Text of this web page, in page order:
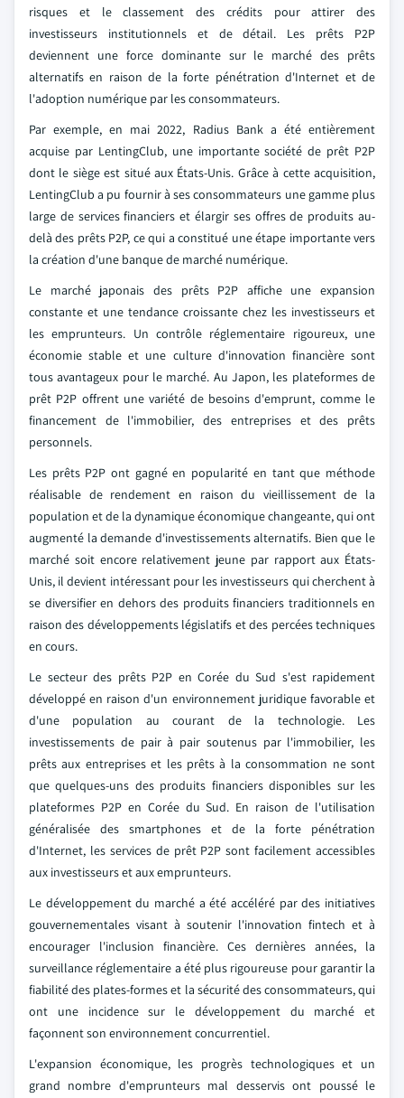
risques et le classement des crédits pour attirer des
investisseurs institutionnels et de détail. Les prêts P2P
deviennent une force dominante sur le marché des prêts
alternatifs en raison de la forte pénétration d'Internet et de
l'adoption numérique par les consommateurs.
Par exemple, en mai 2022, Radius Bank a été entièrement
acquise par LentingClub, une importante société de prêt P2P
dont le siège est situé aux États-Unis. Grâce à cette acquisition,
LentingClub a pu fournir à ses consommateurs une gamme plus
large de services financiers et élargir ses offres de produits au-
delà des prêts P2P, ce qui a constitué une étape importante vers
la création d'une banque de marché numérique.
Le marché japonais des prêts P2P affiche une expansion
constante et une tendance croissante chez les investisseurs et
les emprunteurs. Un contrôle réglementaire rigoureux, une
économie stable et une culture d'innovation financière sont
tous avantageux pour le marché. Au Japon, les plateformes de
prêt P2P offrent une variété de besoins d'emprunt, comme le
financement de l'immobilier, des entreprises et des prêts
personnels.
Les prêts P2P ont gagné en popularité en tant que méthode
réalisable de rendement en raison du vieillissement de la
population et de la dynamique économique changeante, qui ont
augmenté la demande d'investissements alternatifs. Bien que le
marché soit encore relativement jeune par rapport aux États-
Unis, il devient intéressant pour les investisseurs qui cherchent à
se diversifier en dehors des produits financiers traditionnels en
raison des développements législatifs et des percées techniques
en cours.
Le secteur des prêts P2P en Corée du Sud s'est rapidement
développé en raison d'un environnement juridique favorable et
d'une population au courant de la technologie. Les
investissements de pair à pair soutenus par l'immobilier, les
prêts aux entreprises et les prêts à la consommation ne sont
que quelques-uns des produits financiers disponibles sur les
plateformes P2P en Corée du Sud. En raison de l'utilisation
généralisée des smartphones et de la forte pénétration
d'Internet, les services de prêt P2P sont facilement accessibles
aux investisseurs et aux emprunteurs.
Le développement du marché a été accéléré par des initiatives
gouvernementales visant à soutenir l'innovation fintech et à
encourager l'inclusion financière. Ces dernières années, la
surveillance réglementaire a été plus rigoureuse pour garantir la
fiabilité des plates-formes et la sécurité des consommateurs, qui
ont une incidence sur le développement du marché et
façonnent son environnement concurrentiel.
L'expansion économique, les progrès technologiques et un
grand nombre d'emprunteurs mal desservis ont poussé le